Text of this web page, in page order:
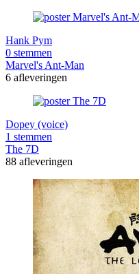
Hank Pym
0 stemmen
Marvel's Ant-Man
6 afleveringen
Dopey (voice)
1 stemmen
The 7D
88 afleveringen